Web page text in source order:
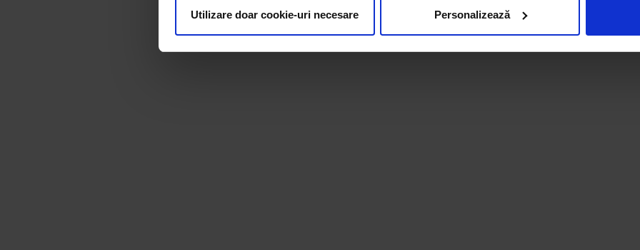
Utilizare doar cookie-uri necesare Personalizează